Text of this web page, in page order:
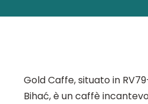
Gold Caffe, situato in
Bihać, è un caffè